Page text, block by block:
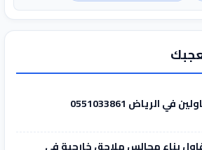
في الرياض 0551033861